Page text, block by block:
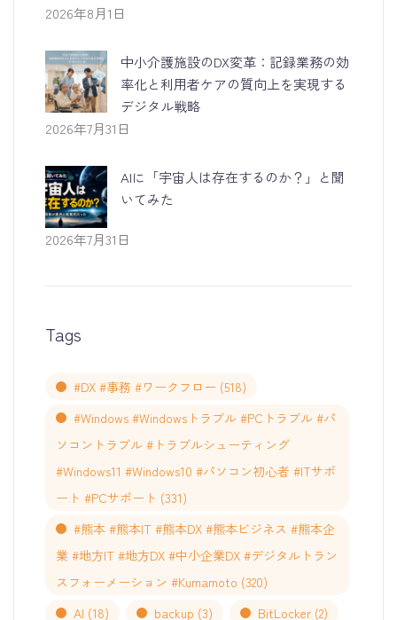
2026年8月1日
中小介護施設のDX変革：記録業務の効
率化と利用者ケアの質向上を実現する
デジタル戦略
2026年7月31日
AIに「宇宙人は存在するのか？」と聞
いてみた
2026年7月31日
Tags
#DX #事務 #ワークフロー (518)
#Windows #Windowsトラブル #PCトラブル #パ
ソコントラブル #トラブルシューティング
#Windows11 #Windows10 #パソコン初心者 #ITサポ
ート #PCサポート (331)
#熊本 #熊本IT #熊本DX #熊本ビジネス #熊本企
業 #地方IT #地方DX #中小企業DX #デジタルトラン
スフォーメーション #Kumamoto (320)
AI (18) backup (3) BitLocker (2)